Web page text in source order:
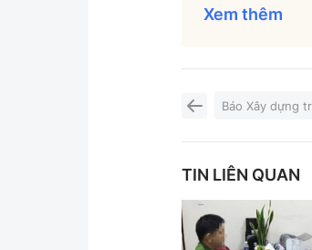
Xem thêm
Báo Xây dựng
TIN LIÊN QUAN